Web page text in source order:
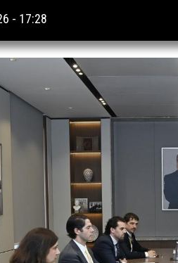
- 17:28